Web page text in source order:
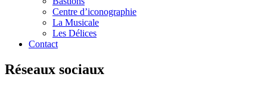
Centre d’iconographie
La Musicale
Les Délices
Contact
Réseaux sociaux